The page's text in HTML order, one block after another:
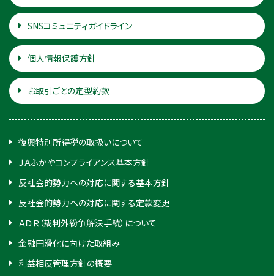
SNSコミュニティガイドライン
個人情報保護方針
お取引ごとの定型約款
復興特別所得税の取扱いについて
ＪＡふかやコンプライアンス基本方針
反社会的勢力への対応に関する基本方針
反社会的勢力への対応に関する定款変更
ＡＤＲ（裁判外紛争解決手続）について
金融円滑化に向けた取組み
利益相反管理方針の概要